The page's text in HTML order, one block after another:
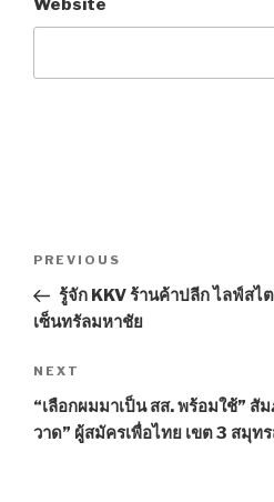
Website
Post
navigation
Previous
Post
PREVIOUS
รู้จัก KKV ร้านค้าปลีก ไลฟ์ส
เซ็นทรัลมหาชัย
Next
Post
NEXT
“เลือกผมมาเป็น สส. พร้อมใช้”
วาด” ผู้สมัครเพื่อไทย เขต 3 สมุท